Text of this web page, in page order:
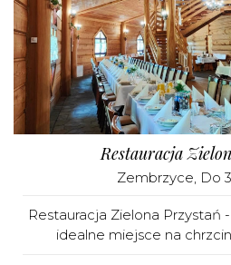
Restauracja
Zembrzyce, Do
Restauracja Zielona Przystań
idealne miejsce na